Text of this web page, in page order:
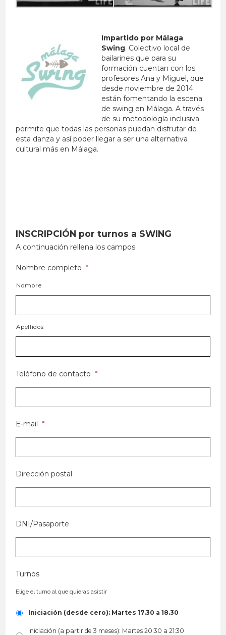
Impartido por Málaga
Swing. Colectivo local de
bailarines que para su
formación cuentan con los
profesores Ana y Miguel, que
desde noviembre de 2014
están fomentando la escena
de swing en Málaga. A través
de su metodología inclusiva
permite que todas las personas puedan disfrutar de
esta danza y así poder llegar a ser una alternativa
cultural más en Málaga.
INSCRIPCIÓN por turnos a SWING
A continuación rellena los campos
Nombre completo *
Nombre
Apellidos
Teléfono de contacto *
E-mail *
Dirección postal
DNI/Pasaporte
Turnos
Elige el turno al que quieras asistir
Iniciación (desde cero): Martes 17.30 a 18.30
Iniciación (a partir de 3 meses): Martes 20:30 a 21:30